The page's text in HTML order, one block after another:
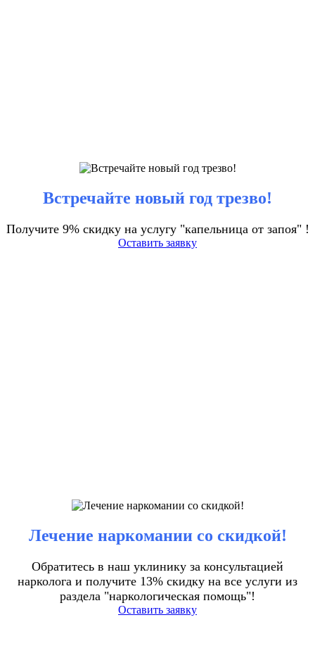
Встречайте новый год трезво!
Получите 9% скидку на услугу "капельница от запоя" !
Оставить заявку
Лечение наркомании со скидкой!
Обратитесь в наш уклинику за консультацией
нарколога и получите 13% скидку на все услуги из
раздела "наркологическая помощь"!
Оставить заявку